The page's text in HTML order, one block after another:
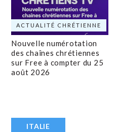
ACTUALITÉ CHRÉTIENNE
Nouvelle numérotation
des chaînes chrétiennes
sur Free à compter du 25
août 2026
ITALIE